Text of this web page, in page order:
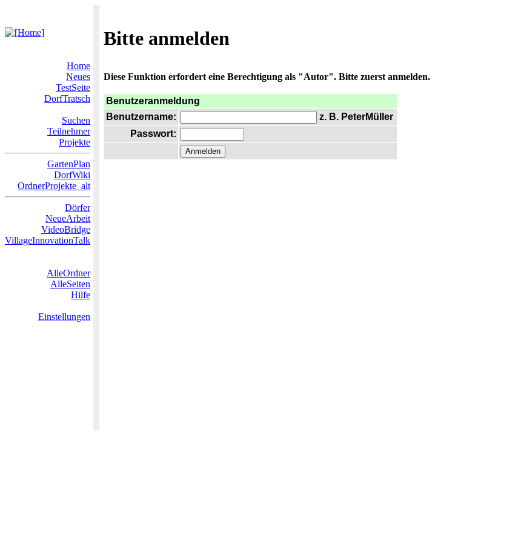
Bitte anmelden
Home
Neues
TestSeite
DorfTratsch
Suchen
Teilnehmer
Projekte
GartenPlan
DorfWiki
OrdnerProjekte_alt
Dörfer
NeueArbeit
VideoBridge
VillageInnovationTalk
AlleOrdner
AlleSeiten
Hilfe
Einstellungen
Diese Funktion erfordert eine Berechtigung als "Autor". Bitte zuerst anmelden.
Benutzeranmeldung
Benutzername:
z. B. PeterMüller
Passwort: